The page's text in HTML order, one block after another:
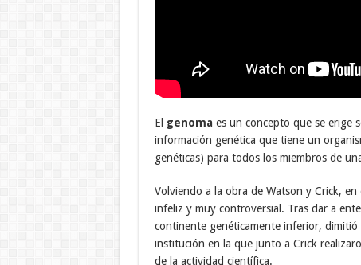
El genomaes un concepto que se erige
información genética que tiene un
genéticas) para todos los miembros de
Volviendo a la obra de Watson y Crick,
infeliz y muy controversial. Tras dar a
continente genéticamente inferior,
institución en la que junto a Crick
de la actividad científica.